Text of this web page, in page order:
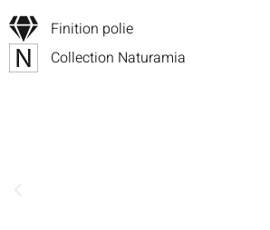
Finition polie
Collection Naturamia